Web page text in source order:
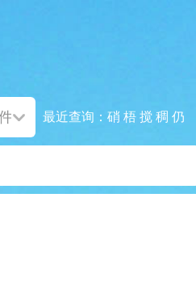
最近查询： 硝 梧 搅 稠 仍